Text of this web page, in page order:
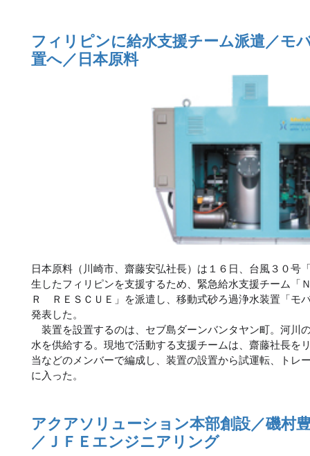
フィリピンに給水支援チーム派遣／モ
置へ／日本原料
日本原料（川崎市、齋藤安弘社長）は１６日、台風３０号
生したフィリピンを支援するため、緊急給水支援チーム
Ｒ ＲＥＳＣＵＥ」を派遣し、移動式砂ろ過浄水装置「モ
発表した。
装置を設置するのは、セブ島ダーンバンタヤン町。河川
水を供給する。現地で活動する支援チームは、齋藤社長を
当などのメンバーで編成し、装置の設置から試運転、トレ
に入った。
アクアソリューション本部創設／磯村
／ＪＦＥエンジニアリング